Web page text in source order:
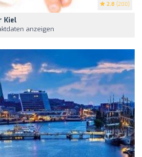
2.8 (200)
Kiel
anzeigen